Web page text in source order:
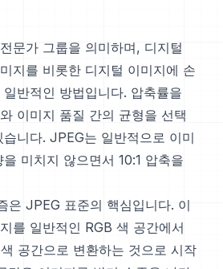
문가 그룹을 의미하며, 디지털
지를 비롯한 디지털 이미지에 손
반적인 방법입니다. 압축률을
이미지 품질 간의 균형을 선택
니다. JPEG는 일반적으로 이미
미치지 않으면서 10:1 압축을
은 JPEG 표준의 핵심입니다. 이
를 일반적인 RGB 색 공간에서
공간으로 변환하는 것으로 시작